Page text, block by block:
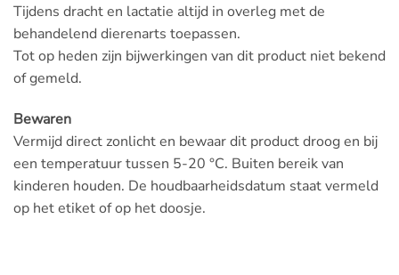
Tijdens dracht en lactatie altijd in overleg met de
behandelend dierenarts toepassen.
Tot op heden zijn bijwerkingen van dit product niet bekend
of gemeld.
Bewaren
Vermijd direct zonlicht en bewaar dit product droog en bij
een temperatuur tussen 5-20 °C. Buiten bereik van
kinderen houden. De houdbaarheidsdatum staat vermeld
op het etiket of op het doosje.